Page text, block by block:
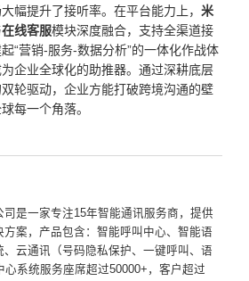
幅提升了接听率。在平台能力上， 米
在线客服模块深度融合，支持全渠道接
“营销-服务-数据分析”的一体化作战体
企业全球化的助推器。通过深耕底层
轮驱动，企业方能打破跨境沟通的壁
每一个角落。
是一家专注15年智能通讯服务商，提供
案，产品包含：智能呼叫中心、智能语
云通讯（号码隐私保护、一键呼叫、语
系统服务座席超过50000+，客户超过